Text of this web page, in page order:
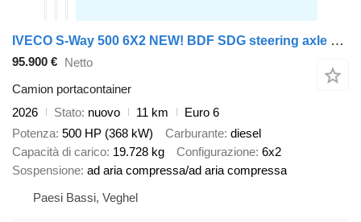
IVECO S-Way 500 6X2 NEW! BDF SDG steering axle EURO 6
95.900 € Netto
Camion portacontainer
2026
Stato nuovo 11 km
Euro 6
Potenza 500 HP (368 kW) Carburante diesel
Capacità di carico 19.728 kg Configurazione 6x2
Sospensione ad aria compressa/ad aria compressa
Paesi Bassi, Veghel